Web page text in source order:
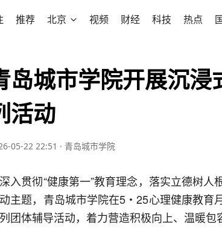
推荐 北京 视频 财经 科技 热点
岛城市学院开展沉
活动
05-22 22:51 · 青岛城市学院
入贯彻“健康第一”教育理念，落实立德树人
主题，青岛城市学院在5・25心理健康教育
团体辅导活动，着力营造积极向上、温暖包